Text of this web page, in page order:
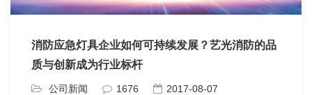
消防应急灯具企业如何可持续发展？艺光消防的品
质与创新成为行业标杆
公司新闻 1676
2017-08-07